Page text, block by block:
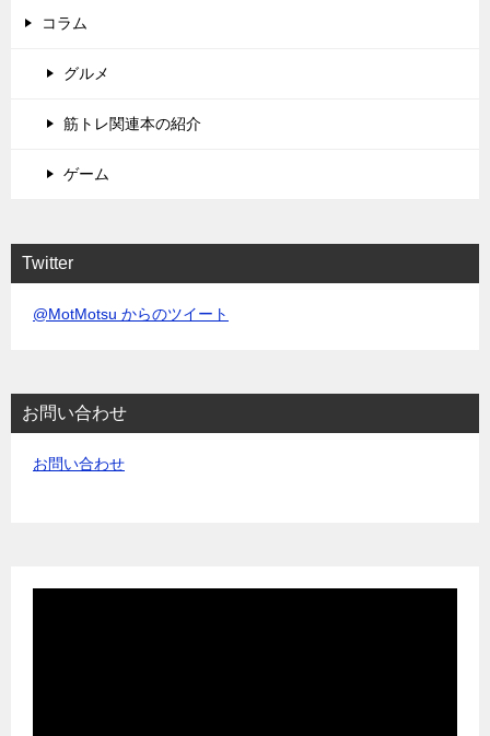
コラム
グルメ
筋トレ関連本の紹介
ゲーム
Twitter
@MotMotsu からのツイート
お問い合わせ
お問い合わせ